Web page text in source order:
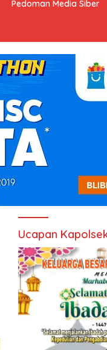
Pedoman Media Siber
Ucapan